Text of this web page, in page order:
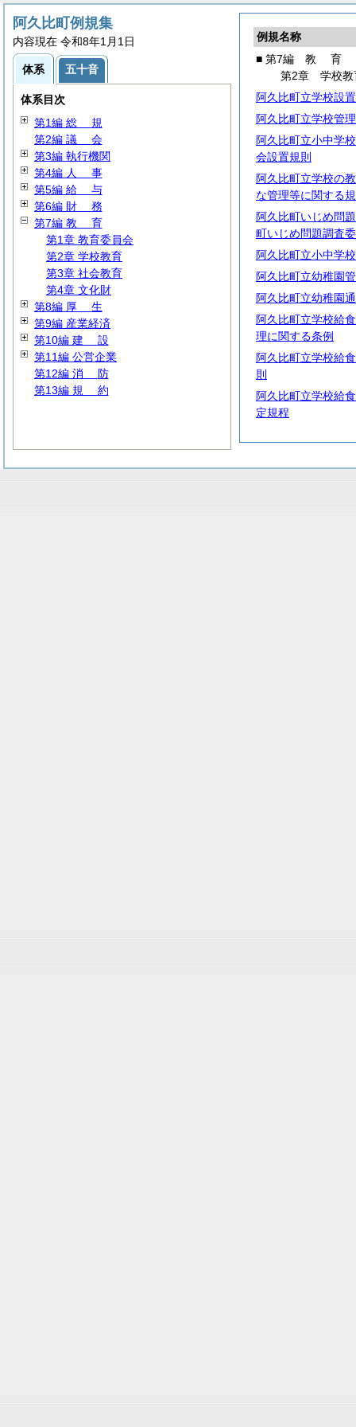
例規名称
■ 第7編 教 育
第2章 学校教
阿久比町立学校設
阿久比町立学校管
阿久比町立小中学
会設置規則
阿久比町立学校の
な管理等に関する
阿久比町いじめ問
町いじめ問題調査
阿久比町立小中学
阿久比町立幼稚園
阿久比町立幼稚園
阿久比町立学校給
理に関する条例
阿久比町立学校給
則
阿久比町立学校給
定規程
阿久比町例規集
内容現在 令和8年1月1日
体系 五十音
体系目次
第1編 総 規
第2編 議 会
第3編 執行機関
第4編 人 事
第5編 給 与
第6編 財 務
第7編 教 育
第1章 教育委員会
第2章 学校教育
第3章 社会教育
第4章 文化財
第8編 厚 生
第9編 産業経済
第10編 建 設
第11編 公営企業
第12編 消 防
第13編 規 約